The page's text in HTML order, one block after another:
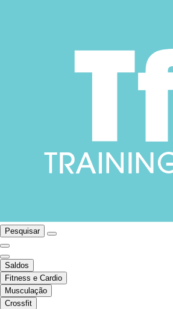
Pesquisar
Saldos
Fitness e Cardio
Musculação
Crossfit